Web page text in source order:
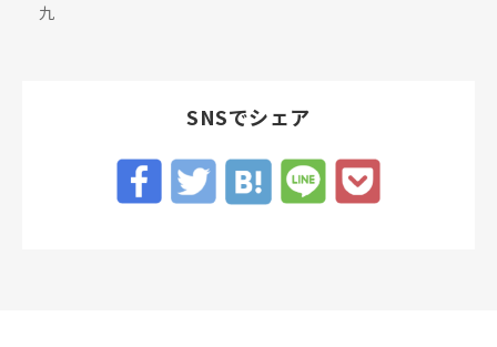
九
SNSでシェア